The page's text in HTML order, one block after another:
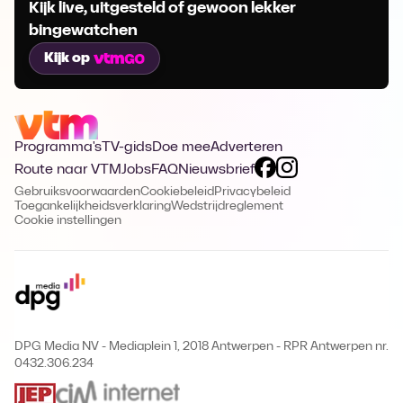
Kijk live, uitgesteld of gewoon lekker
bingewatchen
Kijk op
Programma's TV-gidsDoe meeAdverteren
Route naar VTMJobsFAQNieuwsbrief
GebruiksvoorwaardenCookiebeleid Privacybeleid
ToegankelijkheidsverklaringWedstrijdreglement
Cookie instellingen
DPG Media NV - Mediaplein 1, 2018 Antwerpen - RPR Antwerpen nr.
0432.306.234